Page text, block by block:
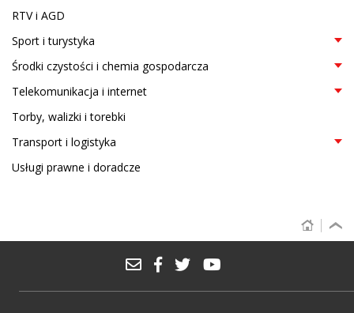
RTV i AGD
Sport i turystyka
Środki czystości i chemia gospodarcza
Telekomunikacja i internet
Torby, walizki i torebki
Transport i logistyka
Usługi prawne i doradcze